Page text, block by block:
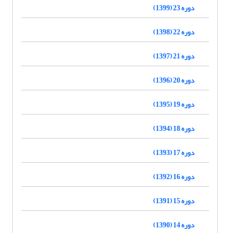
دوره 23 (1399)
دوره 22 (1398)
دوره 21 (1397)
دوره 20 (1396)
دوره 19 (1395)
دوره 18 (1394)
دوره 17 (1393)
دوره 16 (1392)
دوره 15 (1391)
دوره 14 (1390)